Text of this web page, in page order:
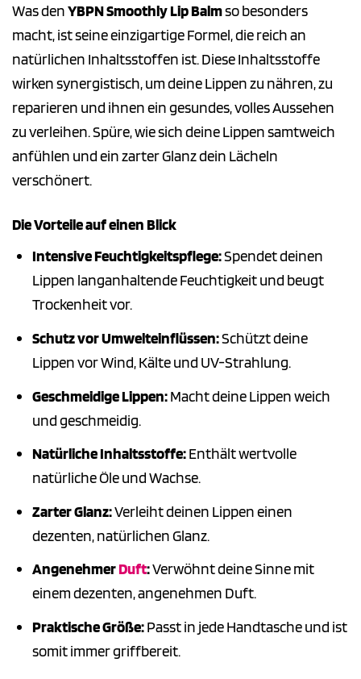
Was denYBPN Smoothly Lip Balmso besonders
macht, ist seine einzigartige Formel, die reich an
natürlichen Inhaltsstoffen ist. Diese Inhaltsstoffe
wirken synergistisch, um deine Lippen zu nähren, zu
reparieren und ihnen ein gesundes, volles Aussehen
zu verleihen. Spüre, wie sich deine Lippen samtweich
anfühlen und ein zarter Glanz dein Lächeln
verschönert.
Die Vorteile auf einen Blick
Intensive Feuchtigkeitspflege:Spendet deinen
Lippen langanhaltende Feuchtigkeit und beugt
Trockenheit vor.
Schutz vor Umwelteinflüssen:Schützt deine
Lippen vor Wind, Kälte und UV-Strahlung.
Geschmeidige Lippen:Macht deine Lippen weich
und geschmeidig.
Natürliche Inhaltsstoffe:Enthält wertvolle
natürliche Öle und Wachse.
Zarter Glanz:Verleiht deinen Lippen einen
dezenten, natürlichen Glanz.
AngenehmerDuft:Verwöhnt deine Sinne mit
einem dezenten, angenehmen Duft.
Praktische Größe:Passt in jede Handtasche und ist
somit immer griffbereit.